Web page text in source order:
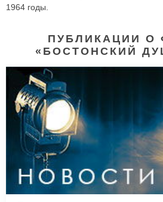
1964 годы.
ПУБЛИКАЦИИ О
«БОСТОНСКИЙ